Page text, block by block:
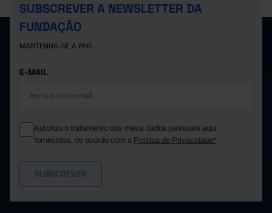
SUBSCREVER A NEWSLETTER DA
FUNDAÇÃO
MANTENHA-SE A PAR.
E-MAIL
Autorizo o tratamento dos meus dados pessoais aqui
fornecidos, de acordo com a Política de Privacidade*